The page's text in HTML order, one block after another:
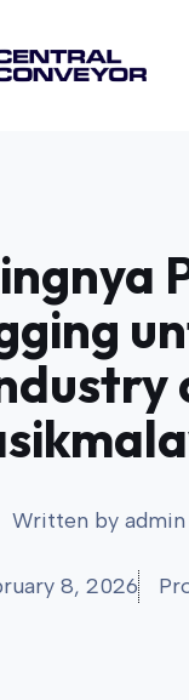
Written by admin
8, 2026